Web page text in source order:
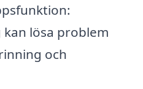
lösa problem
och